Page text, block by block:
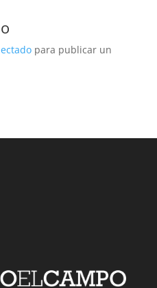
para publicar un